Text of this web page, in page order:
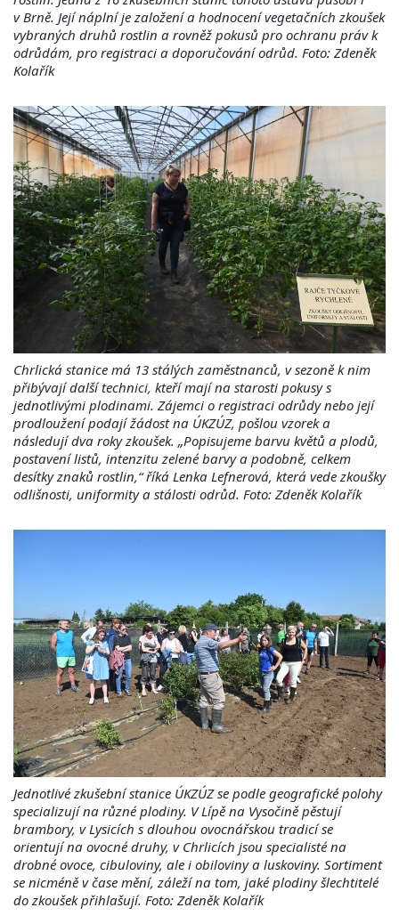
v Brně. Její náplní je založení a hodnocení vegetačních zkoušek
vybraných druhů rostlin a rovněž pokusů pro ochranu práv k
odrůdám, pro registraci a doporučování odrůd. Foto: Zdeněk
Kolařík
Chrlická stanice má 13 stálých zaměstnanců, v sezoně k nim
přibývají další technici, kteří mají na starosti pokusy s
jednotlivými plodinami. Zájemci o registraci odrůdy nebo její
prodloužení podají žádost na ÚKZÚZ, pošlou vzorek a
následují dva roky zkoušek. „Popisujeme barvu květů a plodů,
postavení listů, intenzitu zelené barvy a podobně, celkem
desítky znaků rostlin,“ říká Lenka Lefnerová, která vede zkoušky
odlišnosti, uniformity a stálosti odrůd. Foto: Zdeněk Kolařík
Jednotlivé zkušební stanice ÚKZÚZ se podle geografické polohy
specializují na různé plodiny. V Lípě na Vysočině pěstují
brambory, v Lysicích s dlouhou ovocnářskou tradicí se
orientují na ovocné druhy, v Chrlicích jsou specialisté na
drobné ovoce, cibuloviny, ale i obiloviny a luskoviny. Sortiment
se nicméně v čase mění, záleží na tom, jaké plodiny šlechtitelé
do zkoušek přihlašují. Foto: Zdeněk Kolařík